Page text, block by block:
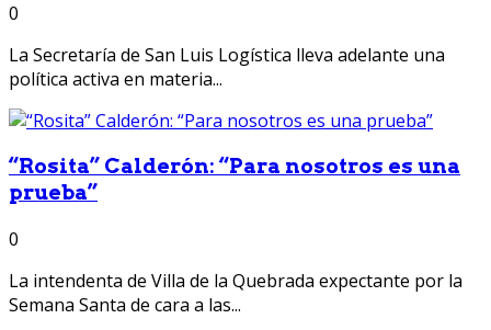
0
La Secretaría de San Luis Logística lleva adelante una
política activa en materia...
“Rosita” Calderón: “Para nosotros es una
prueba”
0
La intendenta de Villa de la Quebrada expectante por la
Semana Santa de cara a las...